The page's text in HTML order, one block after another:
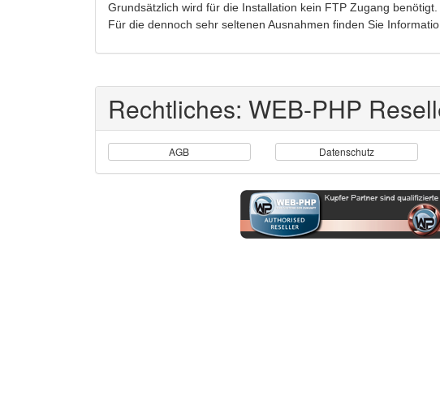
Grundsätzlich wird für die Installation kein FTP Zugang benötigt.
Für die dennoch sehr seltenen Ausnahmen finden Sie
Rechtliches: WEB-PHP
AGB Datenschutz